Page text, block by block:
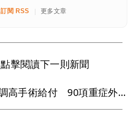
訂閱 RSS 更多文章
點擊閱讀下一則新聞
健保砸11.5億元調高手術給付 90項重症外科手術最快9月上路